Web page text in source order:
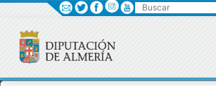
Buscar